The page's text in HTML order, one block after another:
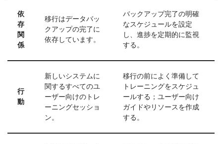
依
存
関
係
移行はデータバッ
クアップの完了に
依存しています。
バックアップ完了の明確
なスケジュールを設定
し、進捗を定期的に監視
する。
行
動
新しいシステムに
関するすべてのユ
ーザー向けのトレ
ーニングセッショ
ン。
移行の前によく準備して
トレーニングをスケジュ
ールする；ユーザー向け
ガイドやリソースを作成
する。